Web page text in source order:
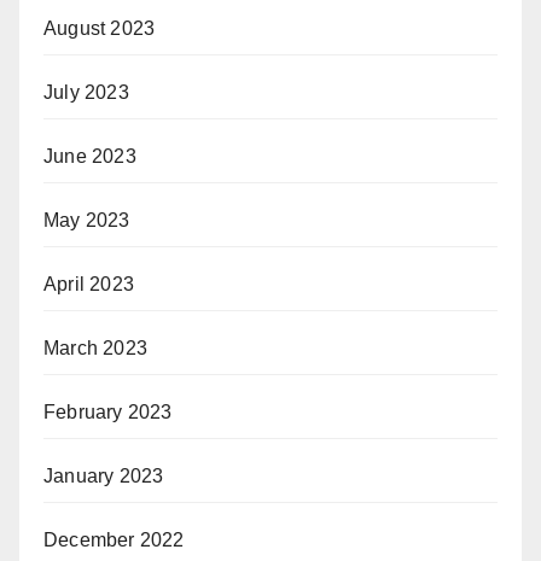
August 2023
July 2023
June 2023
May 2023
April 2023
March 2023
February 2023
January 2023
December 2022